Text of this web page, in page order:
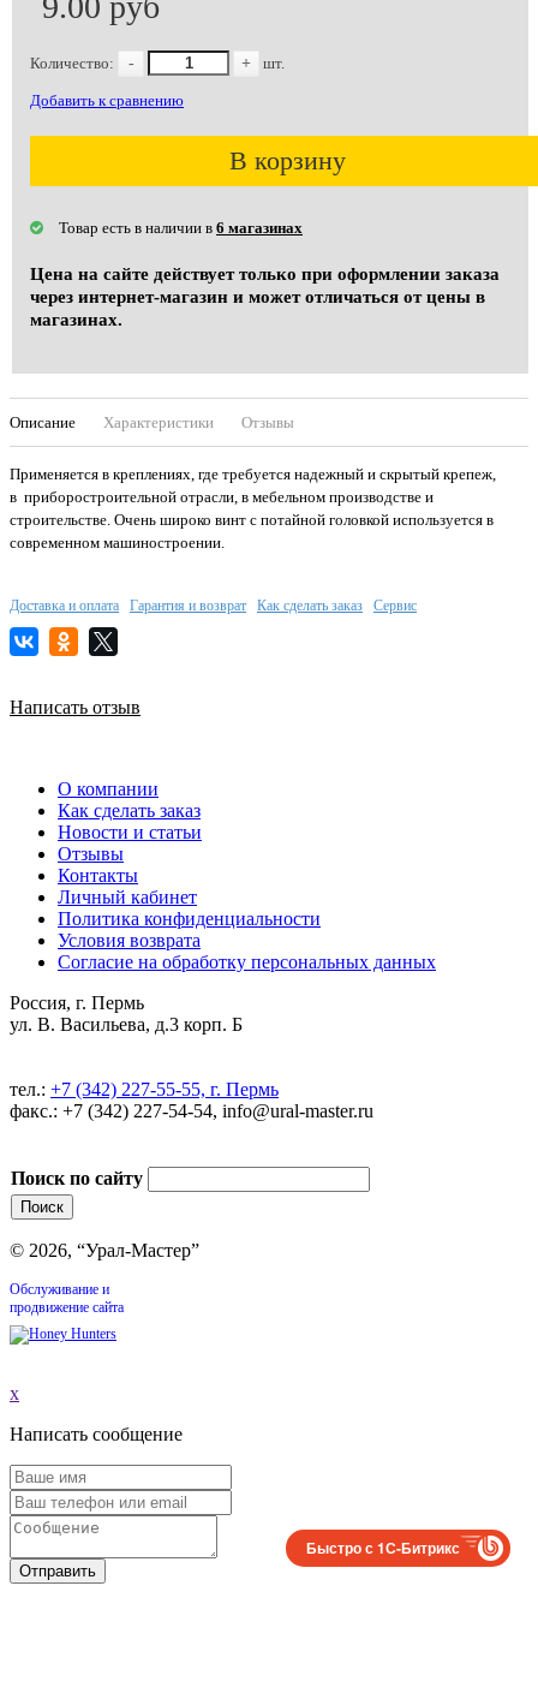
Количество: - + шт.
Добавить к сравнению
В корзину
Товар есть в наличии в 6 магазинах
Цена на сайте действует только при оформлении заказа
через интернет-магазин и может отличаться от цены в
магазинах.
Описание Характеристики Отзывы
Применяется в креплениях, где требуется надежный и скрытый крепеж,
в приборостроительной отрасли, в мебельном производстве и
строительстве. Очень широко винт с потайной головкой используется в
современном машиностроении.
Доставка и оплата Гарантия и возврат Как сделать заказ Сервис
Написать отзыв
О компании
Как сделать заказ
Новости и статьи
Отзывы
Контакты
Личный кабинет
Политика конфиденциальности
Условия возврата
Согласие на обработку персональных данных
Россия, г. Пермь
ул. В. Васильева, д.3 корп. Б
тел.: +7 (342) 227-55-55, г. Пермь
факс.: +7 (342) 227-54-54, info@ural-master.ru
Поиск по сайту
© 2026, “Урал-Мастер”
Обслуживание и
продвижение сайта
x
Написать сообщение
Отправить
Быстро с 1С-Битрикс